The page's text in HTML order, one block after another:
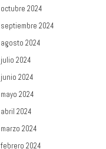
octubre 2024
septiembre 2024
agosto 2024
julio 2024
junio 2024
mayo 2024
abril 2024
marzo 2024
febrero 2024